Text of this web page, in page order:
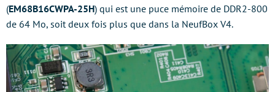
(EM68B16CWPA-25H) qui est une puce mémoire de DDR2-800
de 64 Mo, soit deux fois plus que dans la NeufBox V4.